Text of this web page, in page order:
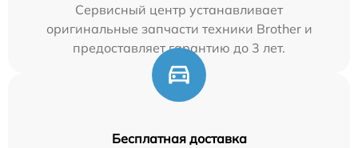
Сервисный центр устанавливает
оригинальные запчасти техники Brother и
предоставляет гарантию до 3 лет.
Бесплатная доставка